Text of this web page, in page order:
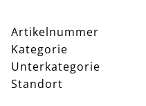
Artikelnummer
Kategorie
Unterkategorie
Standort